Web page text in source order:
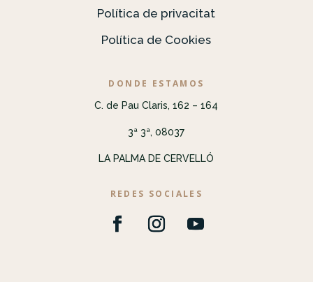
Política de privacitat
Política de Cookies
DONDE ESTAMOS
C. de Pau Claris, 162 – 164
3ª 3ª, 08037
LA PALMA DE CERVELLÓ
REDES SOCIALES